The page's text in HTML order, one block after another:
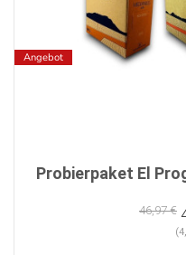
Angebot
Probierpaket El
46,97 €